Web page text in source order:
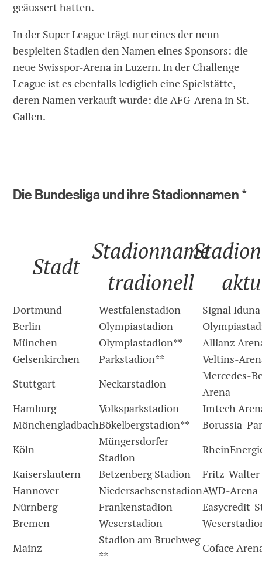
geäussert hatten.
In der Super League trägt nur eines der neun
bespielten Stadien den Namen eines Sponsors: die
neue Swisspor-Arena in Luzern. In der Challenge
League ist es ebenfalls lediglich eine Spielstätte,
deren Namen verkauft wurde: die AFG-Arena in St.
Gallen.
Die Bundesliga und ihre Stadionnamen *
Stadt
Stadionname
tradionell
Dortmund Westfalenstadion
Signal
Berlin
Olympiastadion
München
Olympiastadion**
Allianz
Gelsenkirchen
Parkstadion**
Veltins-
Stuttgart
Neckarstadion
Mercedes-
Arena
Hamburg
Volksparkstadion
Imtech
MönchengladbachBökelbergstadion**
Borussia-
Köln
Müngersdorfer
Stadion
Kaiserslautern
Betzenberg Stadion
Fritz-
Hannover
NiedersachsenstadionAWD-Arena
Nürnberg
Frankenstadion
Easycredit-
Bremen
Weserstadion
Mainz
Stadion am Bruchweg
**
Coface